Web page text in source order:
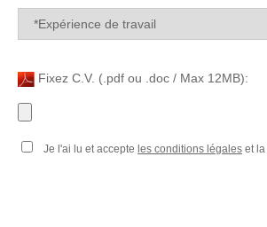
Fixez C.V. (.pdf ou .doc / Max 12MB):
Je l'ai lu et accepte les conditions légales et la